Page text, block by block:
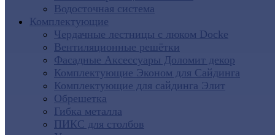
Водосточная система
Комплектующие
Чердачные лестницы с люком Docke
Вентиляционные решётки
Фасадные Аксессуары Доломит декор
Комплектующие Эконом для Сайдинга
Комплектующие для cайдинга Элит
Обрешетка
Гибка металла
ПИКС для столбов